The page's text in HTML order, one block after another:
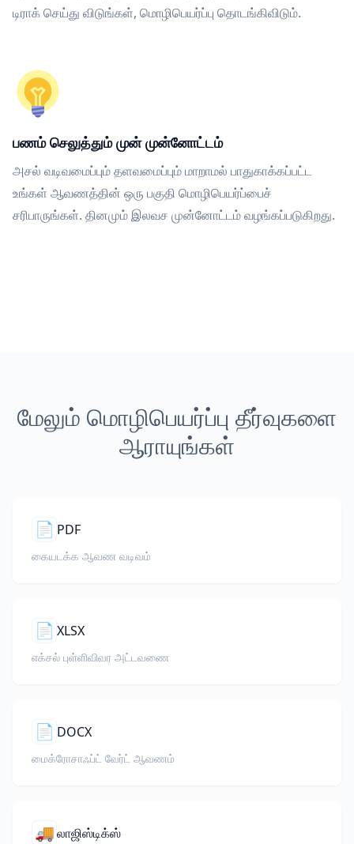
டிராக் செய்து விடுங்கள், மொழிபெயர்ப்பு தொடங்கிவிடும்.
பணம் செலுத்தும் முன் முன்னோட்டம்
அசல் வடிவமைப்பும் தளவமைப்பும் மாறாமல் பாதுகாக்கப்பட்ட
உங்கள் ஆவணத்தின் ஒரு பகுதி மொழிபெயர்ப்பைச்
சரிபாருங்கள். தினமும் இலவச முன்னோட்டம் வழங்கப்படுகிறது.
மேலும் மொழிபெயர்ப்பு தீர்வுகளை
ஆராயுங்கள்
📄 PDF
கையடக்க ஆவண வடிவம்
📄 XLSX
எக்சல் புள்ளிவிவர அட்டவணை
📄 DOCX
மைக்ரோசாஃப்ட் வேர்ட் ஆவணம்
🚚லாஜிஸ்டிக்ஸ்